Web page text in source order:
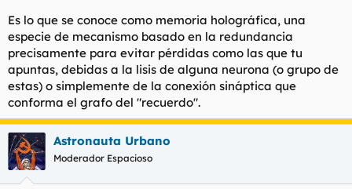
destinadas al almacenamiento de recuerdos son más
dependientes de la forma y son irrecuperables (hasta donde
yo sé).
Es lo que se conoce como memoria holográfica, una
especie de mecanismo basado en la redundancia
precisamente para evitar pérdidas como las que tu
apuntas, debidas a la lisis de alguna neurona (o grupo de
estas) o simplemente de la conexión sináptica que
conforma el grafo del "recuerdo".
Astronauta Urbano
Moderador Espacioso